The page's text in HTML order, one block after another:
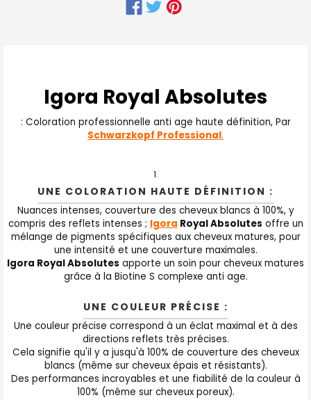
TOUT
SELECTIONNER
Igora Royal Absolutes
: Coloration professionnelle anti age haute définition, Par
Schwarzkopf Professional.
UNE COLORATION HAUTE DÉFINITION :
Nuances intenses, couverture des cheveux blancs à 100%, y
compris des reflets intenses ; Igora Royal Absolutes offre un
mélange de pigments spécifiques aux cheveux matures, pour
une intensité et une couverture maximales.
Igora Royal Absolutes apporte un soin pour cheveux matures
grâce à la Biotine S complexe anti age.
UNE COULEUR PRÉCISE :
Une couleur précise correspond à un éclat maximal et à des
directions reflets très précises.
Cela signifie qu'il y a jusqu'à 100% de couverture des cheveux
blancs (même sur cheveux épais et résistants).
Des performances incroyables et une fiabilité de la couleur à
100% (même sur cheveux poreux).